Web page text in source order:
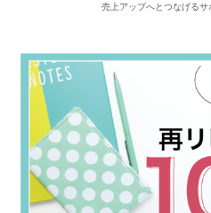
売上アップへとつなげるサ